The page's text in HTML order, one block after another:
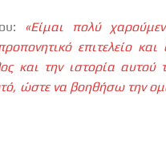
«Είμαι πολύ
επιτελείο
και την ιστορία
ώστε να βοηθήσω την